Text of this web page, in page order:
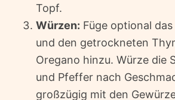
Topf.
Würzen: Füge optional
und den getrockneten
Oregano hinzu. Würze die
und Pfeffer nach
großzügig mit den